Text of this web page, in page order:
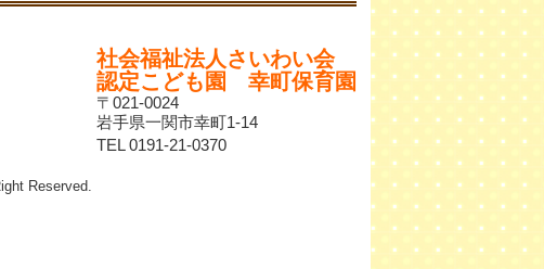
社会福祉法人さいわい会
認定こども園 幸町保育園
〒021-0024
岩手県一関市幸町1-14
TEL 0191-21-0370
Reserved.